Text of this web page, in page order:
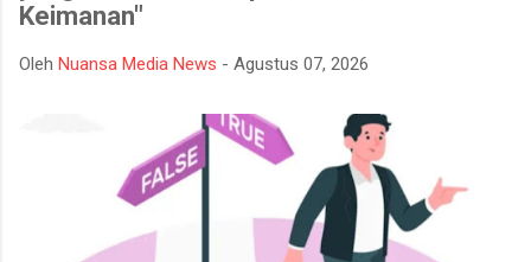
Keimanan"
Oleh Nuansa Media News - Agustus 07, 2026